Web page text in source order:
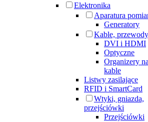
Elektronika
Aparatura
Generatory
Kable, przewody
DVI i HDMI
Optyczne
Organizery na
kable
Listwy zasilające
RFID i SmartCard
Wtyki, gniazda,
przejściówki
Przejściówki